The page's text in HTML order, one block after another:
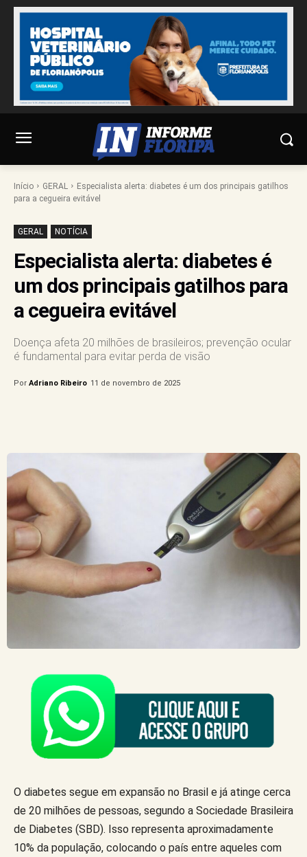
Início GERAL
Especialista alerta: diabetes é um dos principais gatilhos
para a cegueira evitável
GERAL NOTÍCIA
Especialista alerta: diabetes é
um dos principais gatilhos para
a cegueira evitável
Doença afeta 20 milhões de brasileiros; prevenção ocular
é fundamental para evitar perda de visão
Por Adriano Ribeiro 11 de novembro de 2025
O diabetes segue em expansão no Brasil e já atinge cerca
de 20 milhões de pessoas, segundo a Sociedade Brasileira
de Diabetes (SBD). Isso representa aproximadamente
10% da população, colocando o país entre aqueles com